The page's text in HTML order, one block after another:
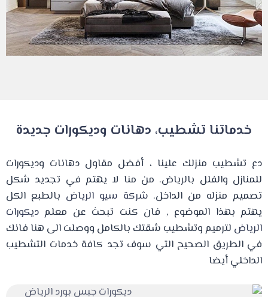
خدماتنا تشطيب، دهانات وديكورات جديدة
دع تشطيب منزلك علينا ، أفضل مقاول دهانات وديكورات
للمنازل والفلل بالرياض. من منا لا يهتم في تجديد شكل
تصميم منزله من الداخل. شركة سيو الرياض بالطبع الكل
يهتم بهذا الموضوع , فان كنت تبحث عن معلم ديكورات
الرياض لترميم وتشطيب شقتك بالكامل ووصلت الى هنا فانك
في الطريق الصحيح التي سوف تجد كافة خدمات التشطيب
الداخلي أيضا